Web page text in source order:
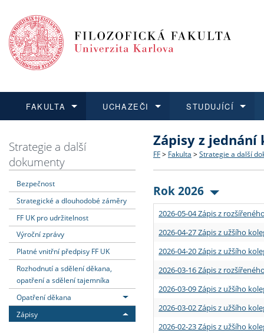
FAKULTA
Dozvědět se více
Struktura a historie
Strategie a další
Podpora a benefity pro
Absolventi fakulty
UCHAZEČI
Podat přihlášku
Co studovat a jak se
Učitelské studijní
Informace k průběhu
STUDUJÍCÍ
Dozvědět se více
Bakalářské a magisterské
Doktorské studium
Rigorózní řízení
Dozvědět se více
O vědě a výzkumu na FF
Akademické kvalifikace
Granty a projekty
Dozvědět se více
Aktuální nabídky a
Vyjíždějící studenti
Přijíždějící studenti
Vyjíždějící zaměstnanci
Strategie a další
dokumenty
Bezpečnost
Strategické a dlouhodobé záměry
FF UK pro udržitelnost
Výroční zprávy
Platné vnitřní předpisy FF UK
Rozhodnutí a sdělení děkana,
opatření a sdělení tajemníka
Opatření děkana
Zápisy
Zápisy z jednání
FF > Fakulta > Strategie a další
Rok 2026
2026-05-04 Zápis z
2026-04-27 Zápis z užšího
2026-04-20 Zápis z užšího
2026-03-16 Zápis z
2026-03-09 Zápis z užšího
2026-03-02 Zápis z užšího
2026-02-23 Zápis z užšího